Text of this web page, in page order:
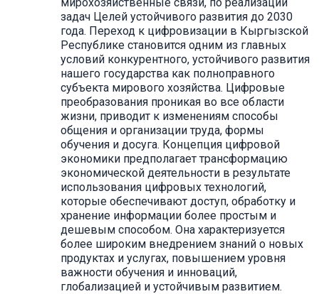
задач Целей устойчивого развития до 2030
года. Переход к цифровизации в Кыргызской
Республике становится одним из главных
условий конкурентного, устойчивого развития
нашего государства как полноправного
субъекта мирового хозяйства. Цифровые
преобразования проникая во все области
жизни, приводит к изменениям способы
общения и организации труда, формы
обучения и досуга. Концепция цифровой
экономики предполагает трансформацию
экономической деятельности в результате
использования цифровых технологий,
которые обеспечивают доступ, обработку и
хранение информации более простым и
дешевым способом. Она характеризуется
более широким внедрением знаний о новых
продуктах и услугах, повышением уровня
важности обучения и инноваций,
глобализацией и устойчивым развитием.